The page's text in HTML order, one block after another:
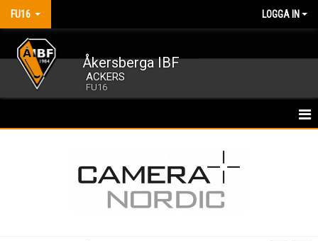
FU16 LOGGA IN
Åkersberga IBF
ACKERS
FU16